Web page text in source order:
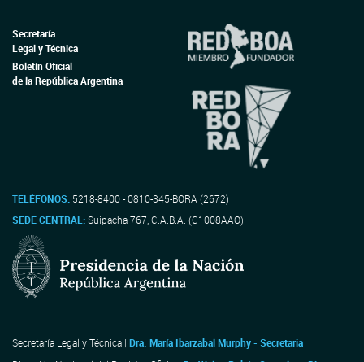
Secretaría
Legal y Técnica
Boletín Oficial
de la República Argentina
TELÉFONOS: 5218-8400 - 0810-345-BORA (2672)
SEDE CENTRAL:Suipacha 767, C.A.B.A. (C1008AAO)
Secretaría Legal y Técnica | Dra. María Ibarzabal Murphy - Secretaria